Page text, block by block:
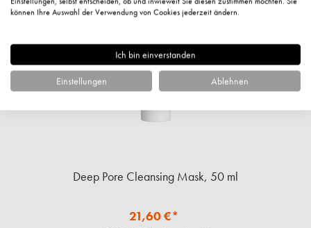
%
Deep Pore Cleansing Mask, 50 ml
21,60 €*
können Ihre Auswahl der Verwendung von Cookies jederzeit ändern.
Ich bin einverstanden
Einstellungen Ablehnen